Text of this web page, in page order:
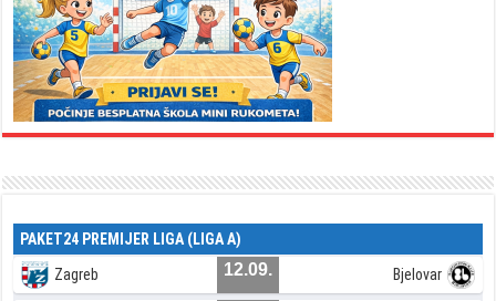
PAKET24 PREMIJER LIGA (LIGA A)
Zagreb 12.09. Bjelovar